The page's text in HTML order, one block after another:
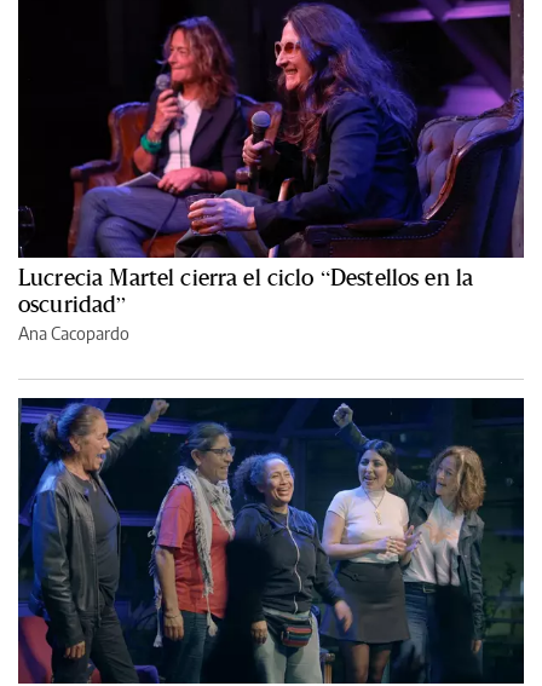
Lucrecia Martel cierra el ciclo “Destellos en la
oscuridad”
Ana Cacopardo